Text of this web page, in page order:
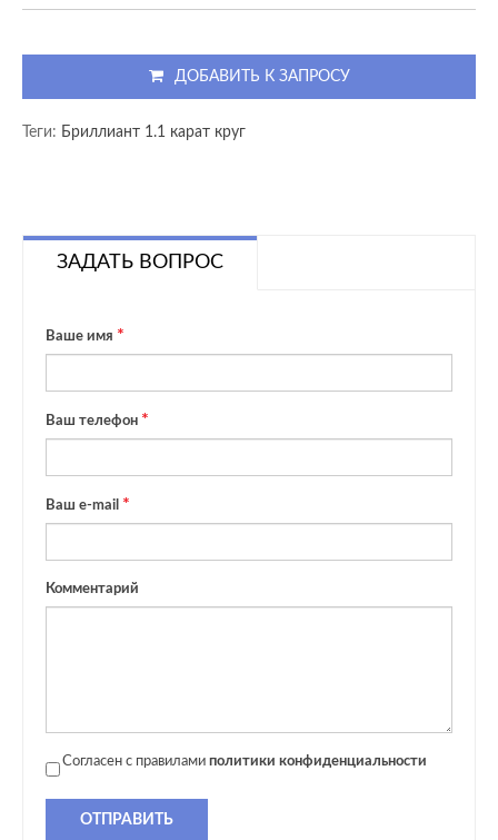
ДОБАВИТЬ К ЗАПРОСУ
Теги: Бриллиант 1.1 карат круг
ЗАДАТЬ ВОПРОС
Ваше имя
Ваш телефон
Ваш e-mail
Комментарий
Согласен с правилами политики конфиденциальности
ОТПРАВИТЬ